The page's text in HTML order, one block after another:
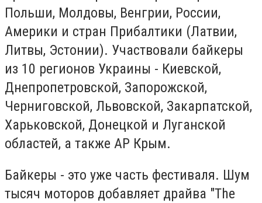
Польши, Молдовы, Венгрии, России,
Америки и стран Прибалтики (Латвии,
Литвы, Эстонии). Участвовали байкеры
из 10 регионов Украины - Киевской,
Днепропетровской, Запорожской,
Черниговской, Львовской, Закарпатской,
Харьковской, Донецкой и Луганской
областей, а также АР Крым.
Байкеры - это уже часть фестиваля. Шум
тысяч моторов добавляет драйва "The